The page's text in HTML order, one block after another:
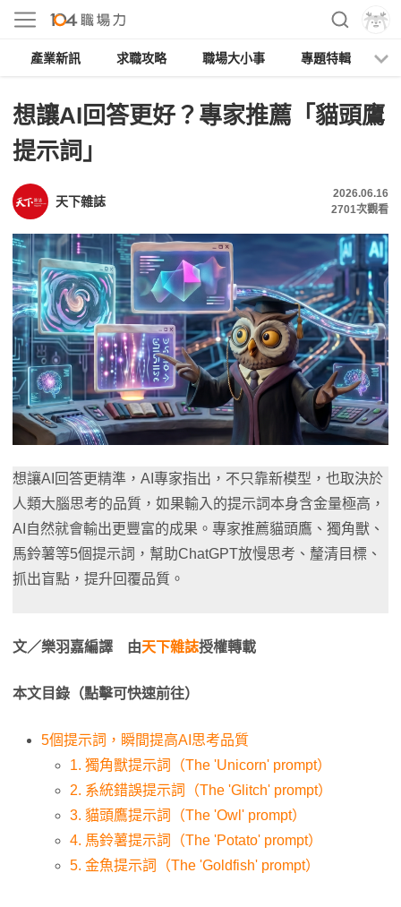
產業新訊 求職攻略 職場大小事 專題特輯
想讓AI回答更好？專家推薦「貓頭鷹
提示詞」
天下雜誌
2026.06.16
2701次觀看
想讓AI回答更精準，AI專家指出，不只靠新模型，也取決於
人類大腦思考的品質，如果輸入的提示詞本身含金量極高，
AI自然就會輸出更豐富的成果。專家推薦貓頭鷹、獨角獸、
馬鈴薯等5個提示詞，幫助ChatGPT放慢思考、釐清目標、
抓出盲點，提升回覆品質。
文／樂羽嘉編譯 由天下雜誌授權轉載
本文目錄（點擊可快速前往）
5個提示詞，瞬間提高AI思考品質
1. 獨角獸提示詞（The 'Unicorn' prompt）
2. 系統錯誤提示詞（The 'Glitch' prompt）
3. 貓頭鷹提示詞（The 'Owl' prompt）
4. 馬鈴薯提示詞（The 'Potato' prompt）
5. 金魚提示詞（The 'Goldfish' prompt）